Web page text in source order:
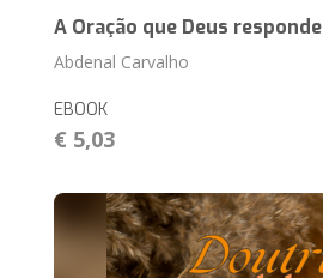
A Oração que Deus responde
Abdenal Carvalho
EBOOK
€ 5,03